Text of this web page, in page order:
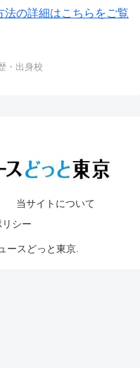
法の詳細はこちらをご覧
・出身校
当サイトについて
シー
ースどっと東京.